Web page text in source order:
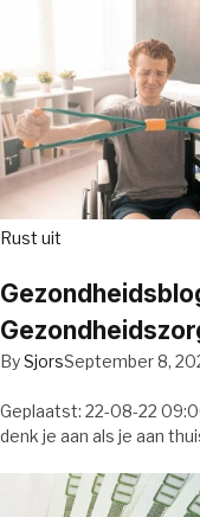
Rust uit
BySjorsSeptember 8,
Geplaatst: 22-08-22
denk je aan als je aan